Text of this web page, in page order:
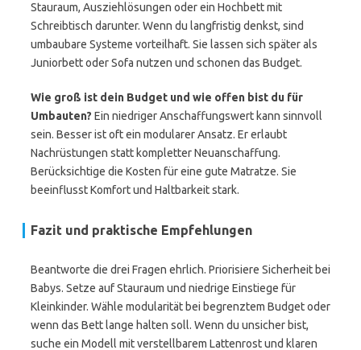
Stauraum, Ausziehlösungen oder ein Hochbett mit
Schreibtisch darunter. Wenn du langfristig denkst, sind
umbaubare Systeme vorteilhaft. Sie lassen sich später als
Juniorbett oder Sofa nutzen und schonen das Budget.
Wie groß ist dein Budget und wie offen bist du für
Umbauten? Ein niedriger Anschaffungswert kann sinnvoll
sein. Besser ist oft ein modularer Ansatz. Er erlaubt
Nachrüstungen statt kompletter Neuanschaffung.
Berücksichtige die Kosten für eine gute Matratze. Sie
beeinflusst Komfort und Haltbarkeit stark.
Fazit und praktische Empfehlungen
Beantworte die drei Fragen ehrlich. Priorisiere Sicherheit bei
Babys. Setze auf Stauraum und niedrige Einstiege für
Kleinkinder. Wähle modularität bei begrenztem Budget oder
wenn das Bett lange halten soll. Wenn du unsicher bist,
suche ein Modell mit verstellbarem Lattenrost und klaren